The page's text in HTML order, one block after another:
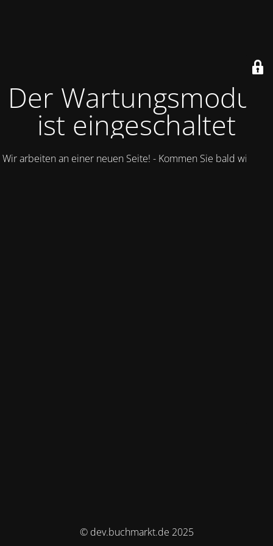
Der Wartungsmodus
ist eingeschaltet
Wir arbeiten an einer neuen Seite! - Kommen Sie bald wieder.
© dev.buchmarkt.de 2025